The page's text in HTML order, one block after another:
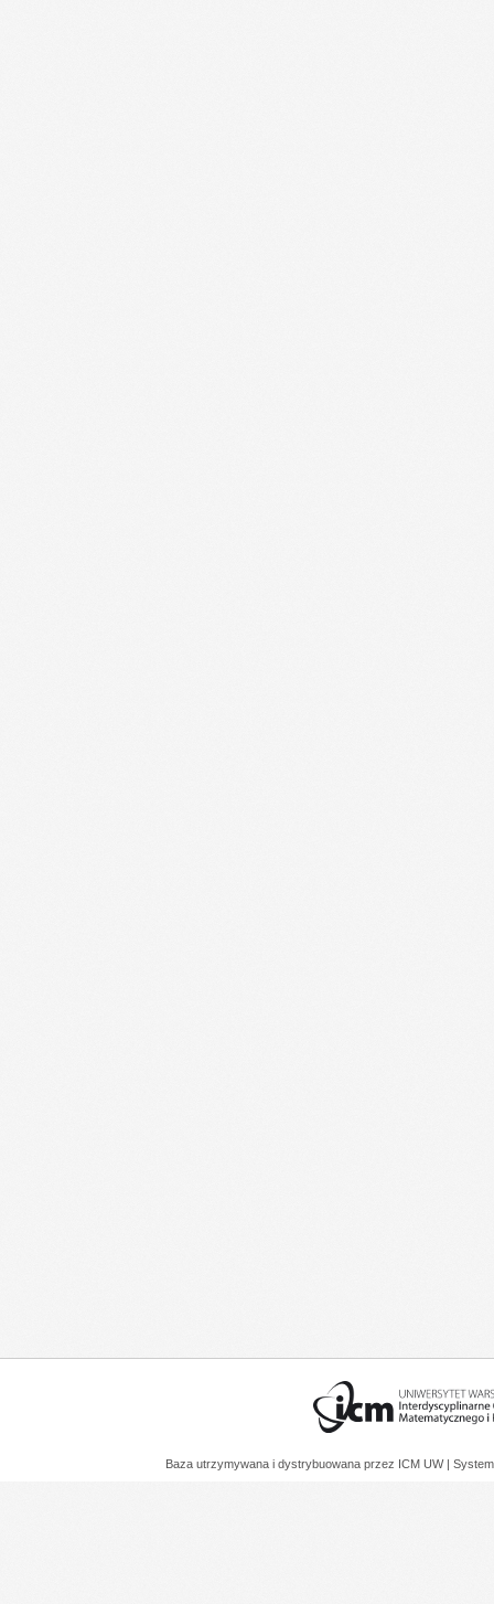
Baza utrzymywana i dystrybuowana przez ICM UW |